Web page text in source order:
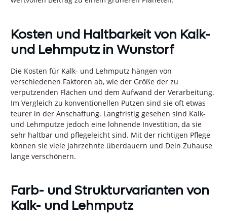
Kosten und Haltbarkeit von Kalk-
und Lehmputz in Wunstorf
Die Kosten für Kalk- und Lehmputz hängen von
verschiedenen Faktoren ab, wie der Größe der zu
verputzenden Flächen und dem Aufwand der Verarbeitung.
Im Vergleich zu konventionellen Putzen sind sie oft etwas
teurer in der Anschaffung. Langfristig gesehen sind Kalk-
und Lehmputze jedoch eine lohnende Investition, da sie
sehr haltbar und pflegeleicht sind. Mit der richtigen Pflege
können sie viele Jahrzehnte überdauern und Dein Zuhause
lange verschönern.
Farb- und Strukturvarianten von
Kalk- und Lehmputz